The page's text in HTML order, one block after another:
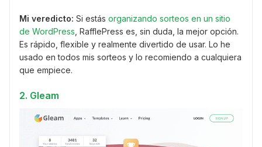
Mi veredicto: Si estás organizando sorteos en un sitio
de WordPress , RafflePress es, sin duda, la mejor opción.
Es rápido, flexible y realmente divertido de usar. Lo he
usado en todos mis sorteos y lo recomiendo a cualquiera
que empiece.
2. Gleam